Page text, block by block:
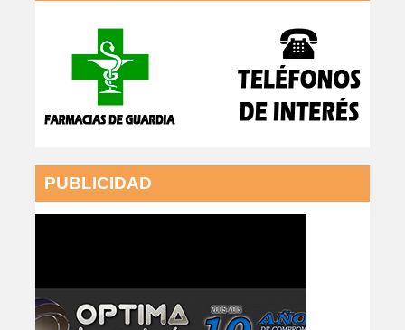
PUBLICIDAD